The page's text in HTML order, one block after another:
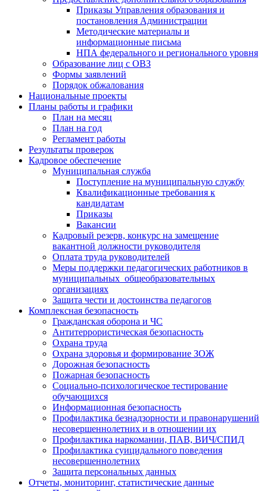
Приказы Управления образования и
постановления Администрации
Методические материалы и
информационные письма
НПА федерального и регионального уровня
Образование лиц с ОВЗ
Формы заявлений
Порядок обжалования
Национальные проекты
Планы работы и графики
План на месяц
План на год
Регламент работы
Результаты проверок
Кадровое обеспечение
Муниципальная служба
Поступление на муниципальную службу
Квалификационные требования к
кандидатам
Приказы
Вакансии
Кадровый резерв, конкурс на замещение
вакантной должности руководителя
Оплата труда руководителей
Меры поддержки педагогических работников в
муниципальных общеобразовательных
организациях
Защита чести и достоинства педагогов
Комплексная безопасность
Гражданская оборона и ЧС
Антитеррористическая безопасность
Охрана труда
Охрана здоровья и формирование ЗОЖ
Дорожная безопасность
Пожарная безопасность
Социально-психологическое тестирование
обучающихся
Информационная безопасность
Профилактика безнадзорности и правонарушений
несовершеннолетних и в отношении их
Профилактика наркомании, ПАВ, ВИЧ/СПИД
Профилактика суицидального поведения
несовершеннолетних
Защита персональных данных
Отчеты, мониторинг, статистические данные